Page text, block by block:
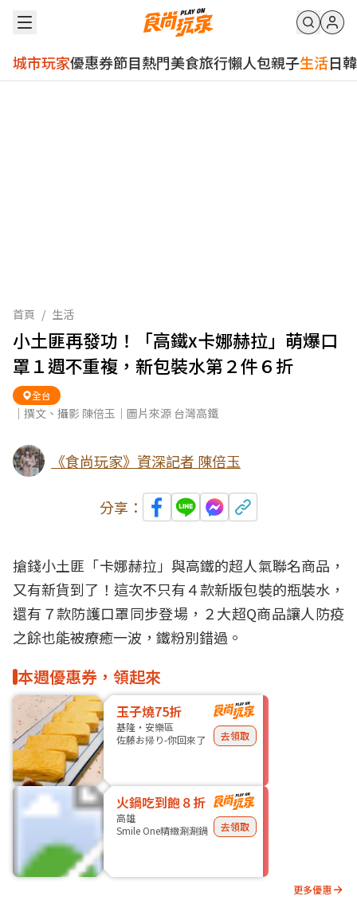
城市玩家優惠券節目熱門美食旅行懶人包親子生活日韓
首頁 / 生活
小土匪再發功！「高鐵x卡娜赫拉」萌爆口
罩１週不重複，新包裝水第２件６折
全台
｜撰文、攝影 陳倍玉｜圖片來源 台灣高鐵
《食尚玩家》資深記者 陳倍玉
分享：
搶錢小土匪「卡娜赫拉 」與高鐵的超人氣聯名商品，
又有新貨到了！這次不只有４款新版包裝的瓶裝水 ，
還有７款防護口罩同步登場，２大超Q商品讓人防疫
之餘也能被療癒一波，鐵粉別錯過。
本週優惠券，領起來
玉子燒75折
基隆・安樂區
佐藤お帰り-你回來了
去領取
火鍋吃到飽８折
高雄
Smile One精緻涮涮鍋
去領取
更多優惠